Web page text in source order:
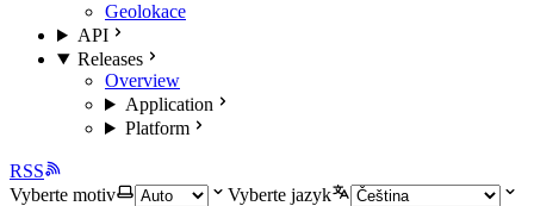
Geolokace
API
Releases
Overview
Application
Platform
RSS
Vyberte motiv
Vyberte jazyk